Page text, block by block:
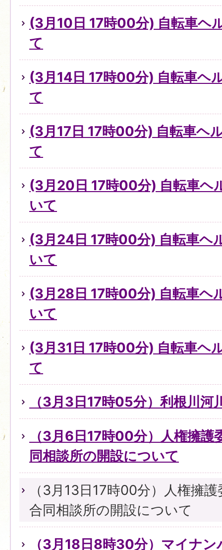
(3月10日 17時00分) 自転車ヘ
て
(3月14日 17時00分) 自転車ヘ
て
(3月17日 17時00分) 自転車ヘ
て
(3月20日 17時00分) 自転車ヘ
いて
(3月24日 17時00分) 自転車ヘ
いて
(3月28日 17時00分) 自転車ヘ
いて
(3月31日 17時00分) 自転車ヘ
て
（3月3日17時05分）利根川
（3月6日17時00分）人権擁護
同相談所の開設について
（3月13日17時00分）人権擁
合同相談所の開設について
（3月18日8時30分）マイナ